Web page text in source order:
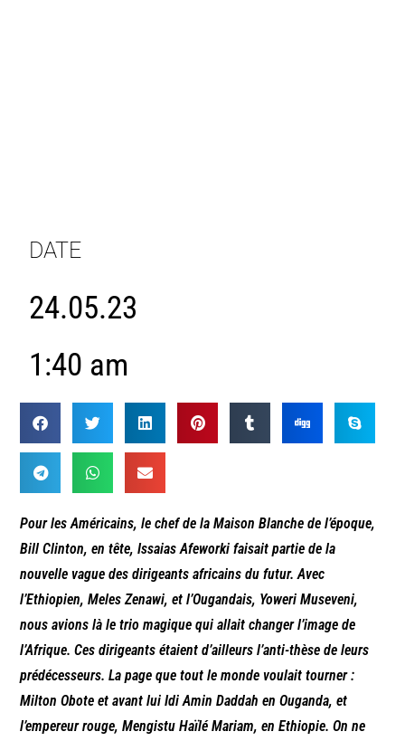
DATE
24.05.23
1:40 am
Pour les Américains, le chef de la Maison Blanche de l’époque,
Bill Clinton, en tête, Issaias Afeworki faisait partie de la
nouvelle vague des dirigeants africains du futur. Avec
l’Ethiopien, Meles Zenawi, et l’Ougandais, Yoweri Museveni,
nous avions là le trio magique qui allait changer l’image de
l’Afrique. Ces dirigeants étaient d’ailleurs l’anti-thèse de leurs
prédécesseurs. La page que tout le monde voulait tourner :
Milton Obote et avant lui Idi Amin Daddah en Ouganda, et
l’empereur rouge, Mengistu Haïlé Mariam, en Ethiopie. On ne